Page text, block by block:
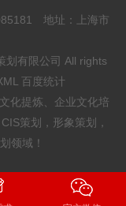
地址：上海市
划有限公司 All rights
百度统计
化提炼、企业文化培
策划，形象策划，
领域！